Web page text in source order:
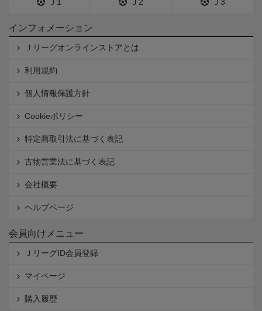
インフォメーション
Ｊリーグオンラインストアとは
利用規約
個人情報保護方針
Cookieポリシー
特定商取引法に基づく表記
古物営業法に基づく表記
会社概要
ヘルプページ
会員向けメニュー
ＪリーグID会員登録
マイページ
購入履歴